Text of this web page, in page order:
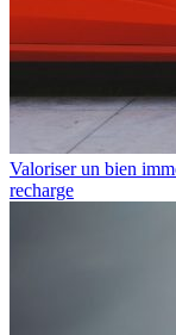
Valoriser un bien
recharge